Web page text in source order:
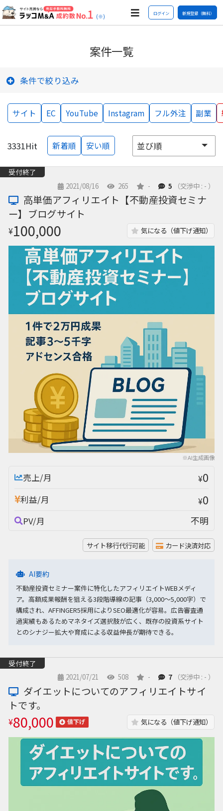
(※) ログイン 新規登録（無料）
案件一覧
条件で絞り込み
サイト EC YouTube Instagram フル外注 副業
3331Hit 新着順 安い順
受付終了
2021/08/16
265 - 5 （交渉中 : - ）
※AI生成画像
高単価アフィリエイト【不動産投資セミナ
ー】ブログサイト
¥100,000 気になる（値下げ通知）
売上/月 ¥0
利益/月 ¥0
PV/月 不明
サイト移行代行可能 カード決済対応
AI要約
不動産投資セミナー案件に特化したアフィリエイトWEBメディ
ア。高額成果報酬を狙える3段階導線の記事（3,000〜5,000字）で
構成され、AFFINGER5採用によりSEO最適化が容易。広告審査通
過実績もあるためマネタイズ選択肢が広く、既存の投資系サイト
とのシナジー拡大や育成による収益伸長が期待できる。
受付終了
2021/07/21
508 - 7 （交渉中 : - ）
ダイエットについてのアフィリエイトサイ
トです。
¥80,000 値下げ 気になる（値下げ通知）